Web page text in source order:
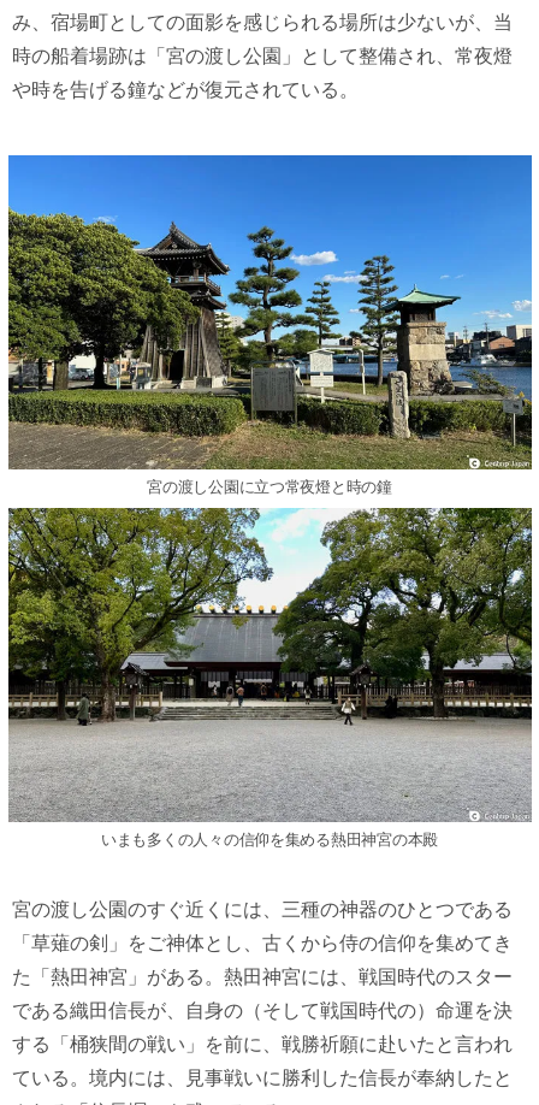
み、宿場町としての面影を感じられる場所は少ないが、当
時の船着場跡は「宮の渡し公園」として整備され、常夜燈
や時を告げる鐘などが復元されている。
宮の渡し公園に立つ常夜燈と時の鐘
いまも多くの人々の信仰を集める熱田神宮の本殿
宮の渡し公園のすぐ近くには、三種の神器のひとつである
「草薙の剣」をご神体とし、古くから侍の信仰を集めてき
た「熱田神宮」がある。熱田神宮には、戦国時代のスター
である織田信長が、自身の（そして戦国時代の）命運を決
する「桶狭間の戦い」を前に、戦勝祈願に赴いたと言われ
ている。境内には、見事戦いに勝利した信長が奉納したと